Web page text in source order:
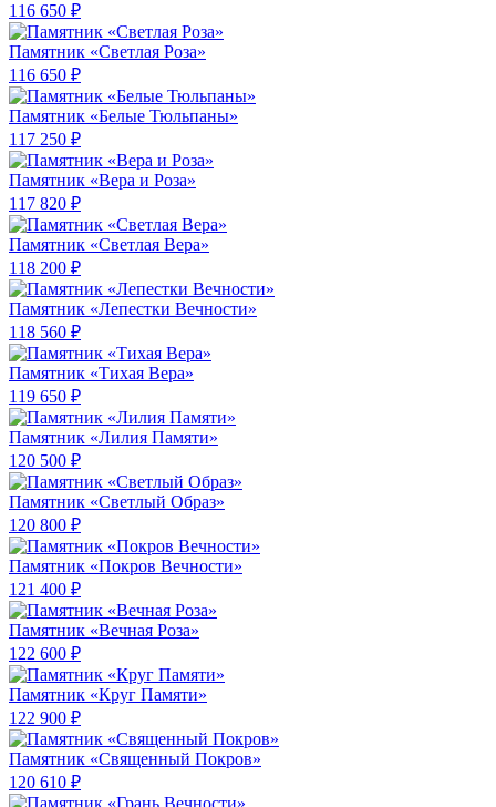
116 650 ₽
Памятник «Светлая Роза»
116 650 ₽
Памятник «Белые Тюльпаны»
117 250 ₽
Памятник «Вера и Роза»
117 820 ₽
Памятник «Светлая Вера»
118 200 ₽
Памятник «Лепестки Вечности»
118 560 ₽
Памятник «Тихая Вера»
119 650 ₽
Памятник «Лилия Памяти»
120 500 ₽
Памятник «Светлый Образ»
120 800 ₽
Памятник «Покров Вечности»
121 400 ₽
Памятник «Вечная Роза»
122 600 ₽
Памятник «Круг Памяти»
122 900 ₽
Памятник «Священный Покров»
120 610 ₽